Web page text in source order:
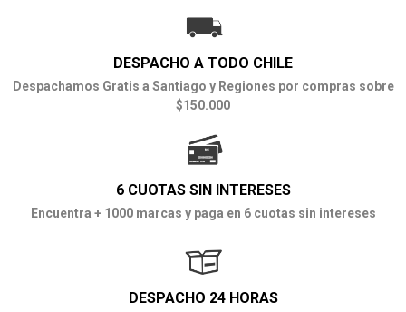
DESPACHO A TODO CHILE
Despachamos Gratis a Santiago y Regiones por compras sobre
$150.000
6 CUOTAS SIN INTERESES
Encuentra + 1000 marcas y paga en 6 cuotas sin intereses
DESPACHO 24 HORAS